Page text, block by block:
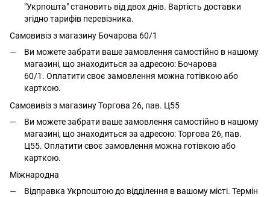
"Укрпошта" становить від двох днів. Вартість доставки
згідно тарифів перевізника.
Самовивіз з магазину Бочарова 60/1
Ви можете забрати ваше замовлення самостійно в нашому
магазині, що знаходиться за адресою: Бочарова
60/1. Оплатити своє замовлення можна готівкою або
карткою.
Самовивіз з магазину Торгова 26, пав. Ц55
Ви можете забрати ваше замовлення самостійно в нашому
магазині, що знаходиться за адресою: Торгова 26, пав.
Ц55. Оплатити своє замовлення можна готівкою або
карткою.
Міжнародна
Відправка Укрпоштою до відділення в вашому місті. Термін